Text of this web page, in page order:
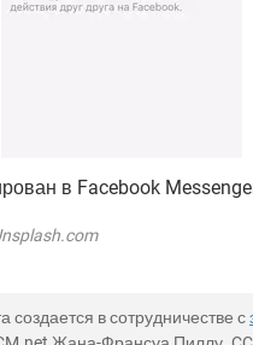
в Facebook
создается в сотрудничестве с